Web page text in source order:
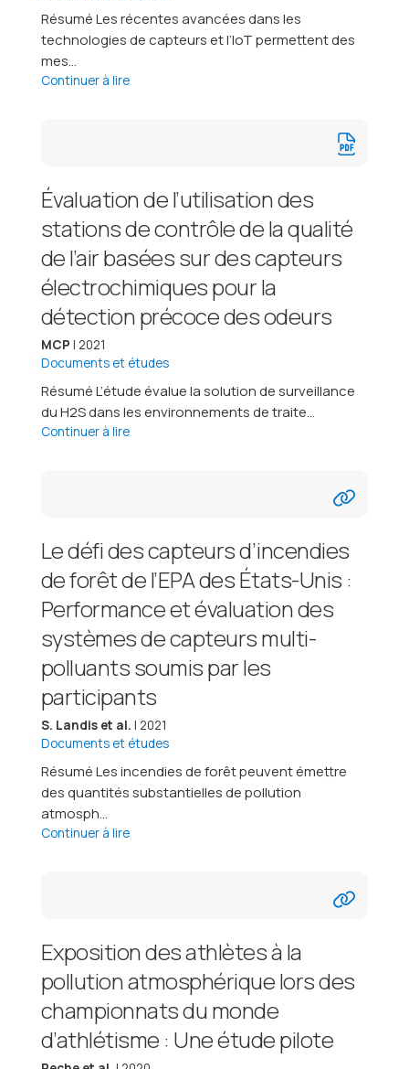
Résumé Les récentes avancées dans les
technologies de capteurs et l’IoT permettent des
mes...
Continuer à lire
Évaluation de l’utilisation des
stations de contrôle de la qualité
de l’air basées sur des capteurs
électrochimiques pour la
détection précoce des odeurs
MCP | 2021
Documents et études
Résumé L’étude évalue la solution de surveillance
du H2S dans les environnements de traite...
Continuer à lire
Le défi des capteurs d’incendies
de forêt de l’EPA des États-Unis :
Performance et évaluation des
systèmes de capteurs multi-
polluants soumis par les
participants
S. Landis et al. | 2021
Documents et études
Résumé Les incendies de forêt peuvent émettre
des quantités substantielles de pollution
atmosph...
Continuer à lire
Exposition des athlètes à la
pollution atmosphérique lors des
championnats du monde
d’athlétisme : Une étude pilote